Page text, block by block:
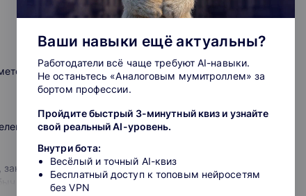
олимпиад и преподаватели
НИУ ВШЭ, МФТИ и МГТУ им. Н. Э. Баумана.
планшета, смартфона.
школьников и учителей, индивидуальный
школа и экстернат.
исследования
времени в разных часовых поясах
законы движения небесных тел
характеристики
Ваши навыки ещё актуальны?
Работодатели всё чаще требуют AI-навыки.
Не останьтесь «Аналоговым мумитроллем» за
бортом профессии.
Пройдите быстрый 3-минутный квиз и узнайте
свой реальный AI-уровень.
Внутри бота:
Весёлый и точный AI-квиз
Бесплатный доступ к топовым нейросетям
без VPN